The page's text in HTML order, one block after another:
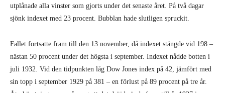
utplånade alla vinster som gjorts under det senaste året. På två dagar
sjönk indexet med 23 procent. Bubblan hade slutligen spruckit.
Fallet fortsatte fram till den 13 november, då indexet stängde vid 198 –
nästan 50 procent under det högsta i september. Indexet nådde botten i
juli 1932. Vid den tidpunkten låg Dow Jones index på 42, jämfört med
sin topp i september 1929 på 381 – en förlust på 89 procent på tre år.